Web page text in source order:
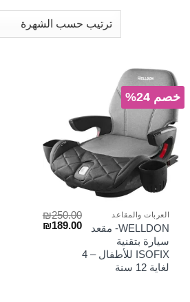
خصم 24%
العربات والمقاعد
WELLDON- مقعد
سيارة بتقنية
ISOFIX للأطفال – 4
لغاية 12 سنة
₪250.00
السعر
₪250.00.
₪189.00